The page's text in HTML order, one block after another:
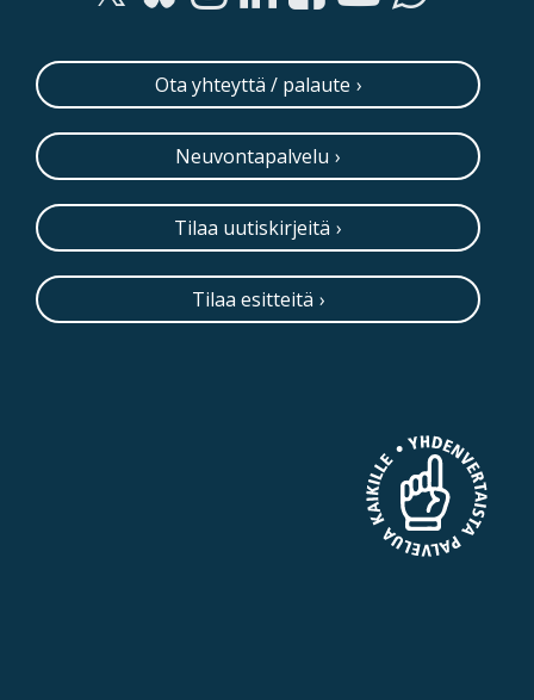
Ota yhteyttä / palaute
Neuvontapalvelu
Tilaa uutiskirjeitä
Tilaa esitteitä